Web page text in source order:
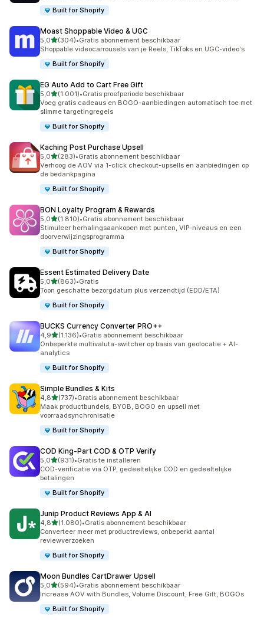
Built for Shopify
Moast Shoppable Video & UGC
5,0van 5 sterren
(304)
304 recensies in totaal
•Gratis abonnement beschikbaar
Shoppable videocarrousels van je Reels, TikToks en UGC-video's
Built for Shopify
EG Auto Add to Cart Free Gift
5,0van 5 sterren
(1.001)
1001 recensies in totaal
•Gratis proefperiode beschikbaar
Voeg gratis cadeaus en BOGO-aanbiedingen automatisch toe met
slimme targetingregels
Built for Shopify
Kaching Post Purchase Upsell
5,0van 5 sterren
(283)
283 recensies in totaal
•Gratis abonnement beschikbaar
Verhoog de AOV via 1-click checkout-upsells en aanbiedingen op
de bedankpagina
Built for Shopify
BON Loyalty Program & Rewards
5,0van 5 sterren
(1.810)
1810 recensies in totaal
•Gratis abonnement beschikbaar
Stimuleer herhalingsaankopen met punten, VIP-niveaus en een
doorverwijzingsprogramma
Built for Shopify
Essent Estimated Delivery Date
5,0van 5 sterren
(863)
863 recensies in totaal
•Gratis
Toon geschatte bezorgdatum plus verzendtijd (EDD/ETA)
Built for Shopify
BUCKS Currency Converter PRO++
4,9van 5 sterren
(1.136)
1136 recensies in totaal
•Gratis abonnement beschikbaar
Onbeperkte multivaluta-switcher op basis van geolocatie + AI-
analytics
Built for Shopify
Simple Bundles & Kits
4,8van 5 sterren
(737)
737 recensies in totaal
•Gratis abonnement beschikbaar
Maak productbundels, BYOB, BOGO en upsell met
voorraadsynchronisatie
Built for Shopify
COD King‑Part COD & OTP Verify
5,0van 5 sterren
(931)
931 recensies in totaal
•Gratis te installeren
COD-verificatie via OTP, gedeeltelijke COD en gedeeltelijke
betalingen
Built for Shopify
Junip Product Reviews App & AI
4,8van 5 sterren
(1.080)
1080 recensies in totaal
•Gratis abonnement beschikbaar
Converteer meer met productreviews, onbeperkt aantal
reviewverzoeken
Built for Shopify
Moon Bundles CartDrawer Upsell
5,0van 5 sterren
(594)
594 recensies in totaal
•Gratis abonnement beschikbaar
Increase AOV with Bundles, Volume Discount, Free Gift, BOGOs
Built for Shopify